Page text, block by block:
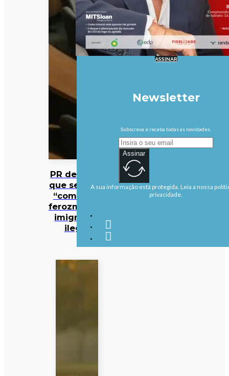
PR defende
que se deve
“combater
ferozmente”
imigração
ilegal
ASSINAR
Newsletter
Subscreva e receba todas as novidades.
Assinar
A sua informação está protegida. Leia a nossa
privacidade.